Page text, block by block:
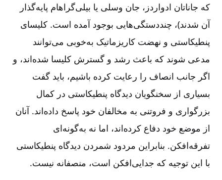
که جاناتان ادواردز، جان وسلی یا بیلی‌گراهام پایه‌گذار
آن شدند)، چنددستگی‌هایی بوجود آمده است. کلیسای
پنطیکاستی و نهضت کاریزماتیک به‌خوبی می‌توانند
مدعی شوند که باعث رشد و گسترش کلیسا شده‌اند، و
اگر جانب انصاف را رعایت کرده باشیم، باید گفت
بسیاری از سخنگویان دیدگاه پنطیکاستی در کمال
بزرگواری و فروتنی به مخالفان خود پاسخ داده‌اند. آنان
از موضع خود دفاع کرده‌اند، اما نه به‌گونه‌ای
تفرقه‌افکن. بنابراین مردود شمردن دیدگاه پنطیکاستی
با این توجیه که جدایی‌افکن است، منصفانه نیست.